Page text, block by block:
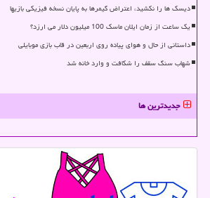
دیسک ها را نکشید، اعتراض گیمرها به پایان نسخه فیزیکی بازیها
یک ساعت از زمان ایلان ماسک 100 میلیون دلار می ارزد؟
داستانی از حال و هوای پیاده روی اربعین در قاب بازی موبایلی
شهاب سنگ سقف را شکافت و وارد خانه شد
جدیدترین ها